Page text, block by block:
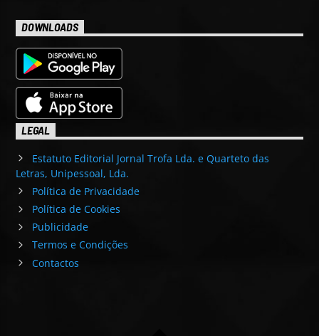
DOWNLOADS
LEGAL
Estatuto Editorial Jornal Trofa Lda. e Quarteto das
Letras, Unipessoal, Lda.
Política de Privacidade
Política de Cookies
Publicidade
Termos e Condições
Contactos